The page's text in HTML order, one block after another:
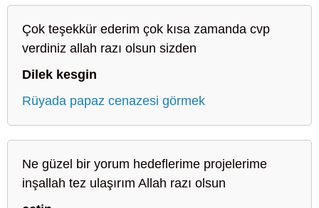
Çok teşekkür ederim çok kısa zamanda cvp
verdiniz allah razı olsun sizden
Dilek kesgin
Rüyada papaz cenazesi görmek
Ne güzel bir yorum hedeflerime projelerime
inşallah tez ulaşırım Allah razı olsun